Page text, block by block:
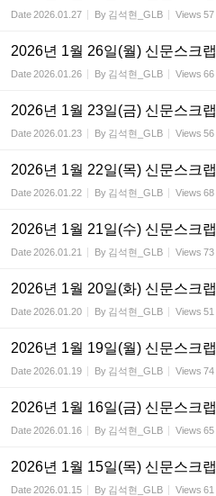
Date2026.01.27 By 김석현_GLB Views 57
2026년 1월 26일(월) 신문스크랩
Date2026.01.26 By 김석현_GLB Views 66
2026년 1월 23일(금) 신문스크랩
Date2026.01.23 By 김석현_GLB Views 56
2026년 1월 22일(목) 신문스크랩
Date2026.01.22 By 김석현_GLB Views 68
2026년 1월 21일(수) 신문스크랩
Date2026.01.21 By 김석현_GLB Views 73
2026년 1월 20일(화) 신문스크랩
Date2026.01.20 By 김석현_GLB Views 51
2026년 1월 19일(월) 신문스크랩
Date2026.01.19 By 김석현_GLB Views 74
2026년 1월 16일(금) 신문스크랩
Date2026.01.16 By 김석현_GLB Views 65
2026년 1월 15일(목) 신문스크랩
Date2026.01.15 By 김석현_GLB Views 61